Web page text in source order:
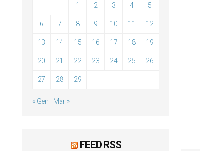
1 2 3 4 5
6 7 8 9 10 11 12
13 14 15 16 17 18 19
20 21 22 23 24 25 26
27 28 29
« Gen Mar »
FEED RSS